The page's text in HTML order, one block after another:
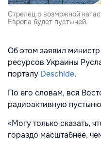
Стрелец о возможной
Европа будет пустыней.
Об этом заявил
ресурсов Украины
порталу Deschide.
По его словам, вся
радиоактивную
«Могу только сказать,
гораздо масштабнее,